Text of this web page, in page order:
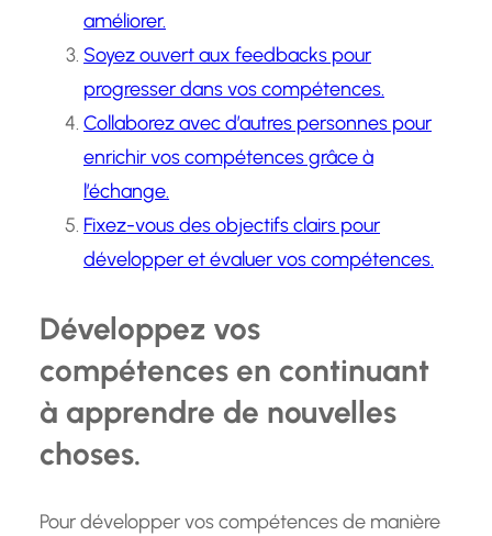
améliorer.
Soyez ouvert aux feedbacks pour
progresser dans vos compétences.
Collaborez avec d’autres personnes pour
enrichir vos compétences grâce à
l’échange.
Fixez-vous des objectifs clairs pour
développer et évaluer vos compétences.
Développez vos
compétences en continuant
à apprendre de nouvelles
choses.
Pour développer vos compétences de manière